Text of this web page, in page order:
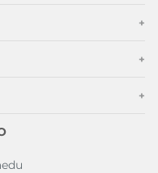
+
+
+